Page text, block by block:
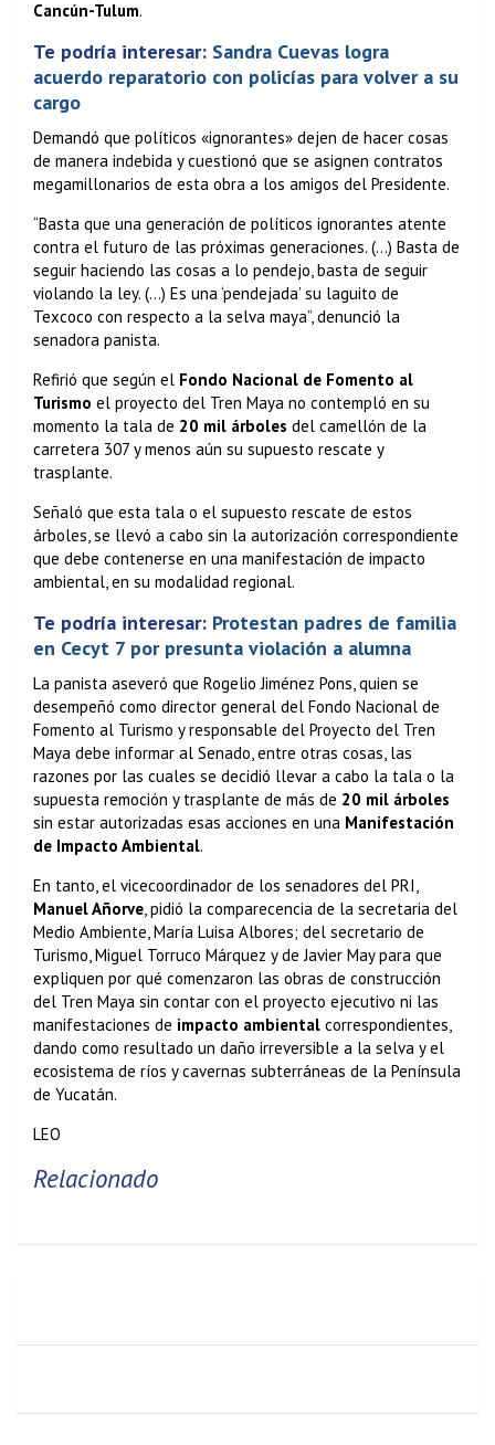
Cancún-Tulum.
Te podría interesar: Sandra Cuevas logra
acuerdo reparatorio con policías para volver a su
cargo
Demandó que políticos «ignorantes» dejen de hacer cosas
de manera indebida y cuestionó que se asignen contratos
megamillonarios de esta obra a los amigos del Presidente.
“Basta que una generación de políticos ignorantes atente
contra el futuro de las próximas generaciones. (…) Basta de
seguir haciendo las cosas a lo pendejo, basta de seguir
violando la ley. (…) Es una ‘pendejada’ su laguito de
Texcoco con respecto a la selva maya”, denunció la
senadora panista.
Refirió que según el Fondo Nacional de Fomento al
Turismo el proyecto del Tren Maya no contempló en su
momento la tala de 20 mil árboles del camellón de la
carretera 307 y menos aún su supuesto rescate y
trasplante.
Señaló que esta tala o el supuesto rescate de estos
árboles, se llevó a cabo sin la autorización correspondiente
que debe contenerse en una manifestación de impacto
ambiental, en su modalidad regional.
Te podría interesar: Protestan padres de familia
en Cecyt 7 por presunta violación a alumna
La panista aseveró que Rogelio Jiménez Pons, quien se
desempeñó como director general del Fondo Nacional de
Fomento al Turismo y responsable del Proyecto del Tren
Maya debe informar al Senado, entre otras cosas, las
razones por las cuales se decidió llevar a cabo la tala o la
supuesta remoción y trasplante de más de 20 mil árboles
sin estar autorizadas esas acciones en una Manifestación
de Impacto Ambiental.
En tanto, el vicecoordinador de los senadores del PRI,
Manuel Añorve , pidió la comparecencia de la secretaria del
Medio Ambiente, María Luisa Albores; del secretario de
Turismo, Miguel Torruco Márquez y de Javier May para que
expliquen por qué comenzaron las obras de construcción
del Tren Maya sin contar con el proyecto ejecutivo ni las
manifestaciones de impacto ambiental correspondientes,
dando como resultado un daño irreversible a la selva y el
ecosistema de ríos y cavernas subterráneas de la Península
de Yucatán.
LEO
Relacionado